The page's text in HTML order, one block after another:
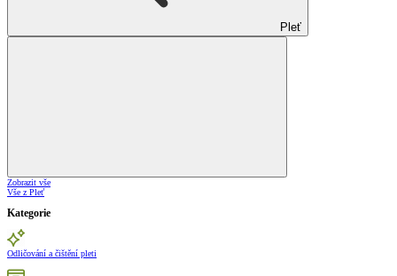
Pleť
Zobrazit vše
Vše z Pleť
Kategorie
Odličování a čištění pleti